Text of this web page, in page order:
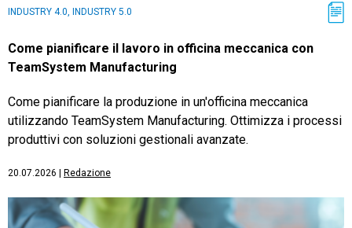
INDUSTRY 4.0, INDUSTRY 5.0
Come pianificare il lavoro in officina meccanica con
TeamSystem Manufacturing
Come pianificare la produzione in un'officina meccanica
utilizzando TeamSystem Manufacturing. Ottimizza i processi
produttivi con soluzioni gestionali avanzate.
20.07.2026 | Redazione